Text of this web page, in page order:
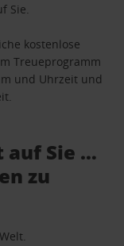
Sie.
kostenlose
Treueprogramm
und Uhrzeit und
Sie …
zu